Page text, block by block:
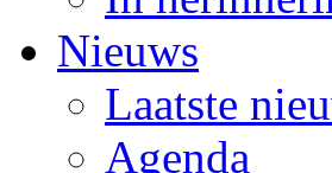
Nieuws
Laatste
Agenda